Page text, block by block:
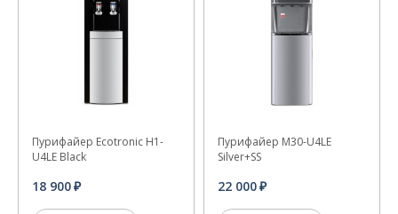
Пурифайер Ecotronic H1-
U4LE Black
18 900
Пурифайер M30-U4LE
Silver+SS
22 000